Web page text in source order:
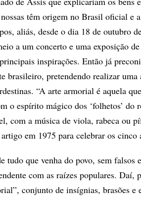
têm origem no Brasil oficial e
aliás, desde o dia 18 de outubro
a um concerto e uma exposição
inspirações. Então já
brasileiro, pretendendo realizar
“A arte armorial é aquela
o espírito mágico dos ‘folhetos’ do
com a música de viola, rabeca ou
em 1975 para celebrar os cinco
tudo que venha do povo, sem falsos
com as raízes populares. Daí,
conjunto de insígnias, brasões e